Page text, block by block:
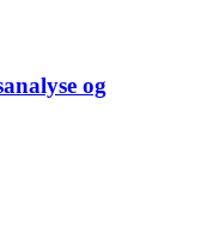
og